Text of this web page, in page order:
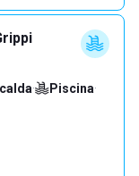
· Piscina·